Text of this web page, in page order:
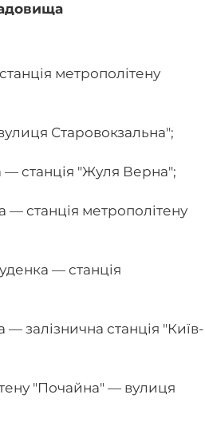
метрополітену
Старовокзальна";
станція "Жуля Верна";
станція метрополітену
— станція
залізнична станція "Київ-
"Почайна" — вулиця